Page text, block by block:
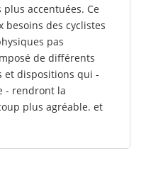
accentuées. Ce
besoins des cyclistes
pas
de différents
et dispositions qui -
- rendront la
plus agréable. et